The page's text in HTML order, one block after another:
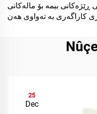
ڕێژەکانی بیمە بۆ مالەکانی
25
Dec